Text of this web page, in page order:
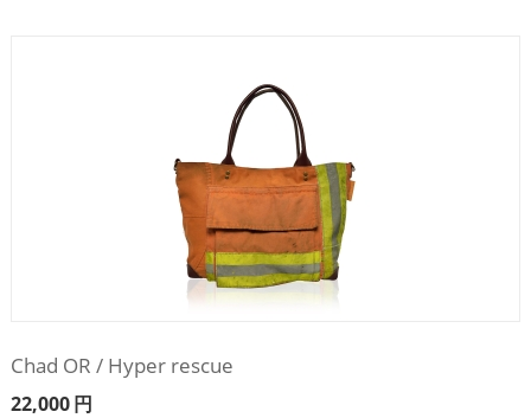
Chad OR / Hyper rescue
22,000円